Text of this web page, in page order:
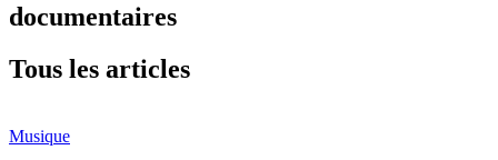
documentaires
Tous les articles
Musique